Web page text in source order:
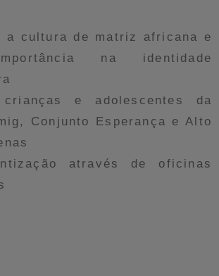
a cultura de matriz africana e
na identidade
crianças e adolescentes da
Conjunto Esperança e Alto
através de oficinas